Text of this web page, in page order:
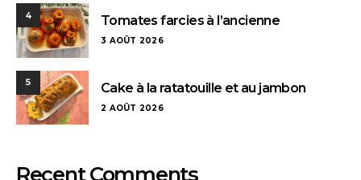
4 Tomates farcies à l’ancienne
3 AOÛT 2026
5 Cake à la ratatouille et au jambon
2 AOÛT 2026
Recent Comments